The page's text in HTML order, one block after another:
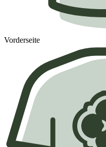
Vorderseite